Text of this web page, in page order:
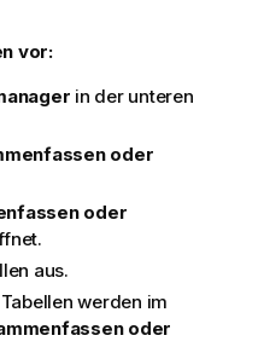
vor:
in der unteren
oder
oder
aus.
werden im
oder